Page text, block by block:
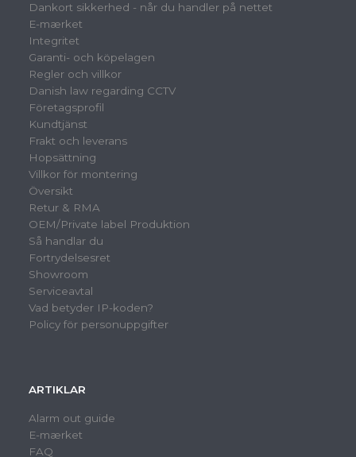
Dankort sikkerhed - når du handler på nettet
E-mærket
Integritet
Garanti- och köpelagen
Regler och villkor
Danish law regarding CCTV
Företagsprofil
Kundtjänst
Frakt och leverans
Hopsättning
Villkor för montering
Översikt
Retur & RMA
OEM/Private label Produktion
Så handlar du
Fortrydelsesret
Showroom
Serviceavtal
Vad betyder IP-koden?
Policy för personuppgifter
ARTIKLAR
Alarm out guide
E-mærket
FAQ